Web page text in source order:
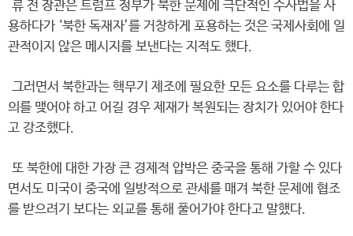
류 전 장관은 트럼프 정부가 북한 문제에 극단적인 수사법을 사
용하다가 ‘북한 독재자’를 거창하게 포용하는 것은 국제사회에 일
관적이지 않은 메시지를 보낸다는 지적도 했다.
그러면서 북한과는 핵무기 제조에 필요한 모든 요소를 다루는 합
의를 맺어야 하고 어길 경우 제재가 복원되는 장치가 있어야 한다
고 강조했다.
또 북한에 대한 가장 큰 경제적 압박은 중국을 통해 가할 수 있다
면서도 미국이 중국에 일방적으로 관세를 매겨 북한 문제에 협조
를 받으려기 보다는 외교를 통해 풀어가야 한다고 말했다.